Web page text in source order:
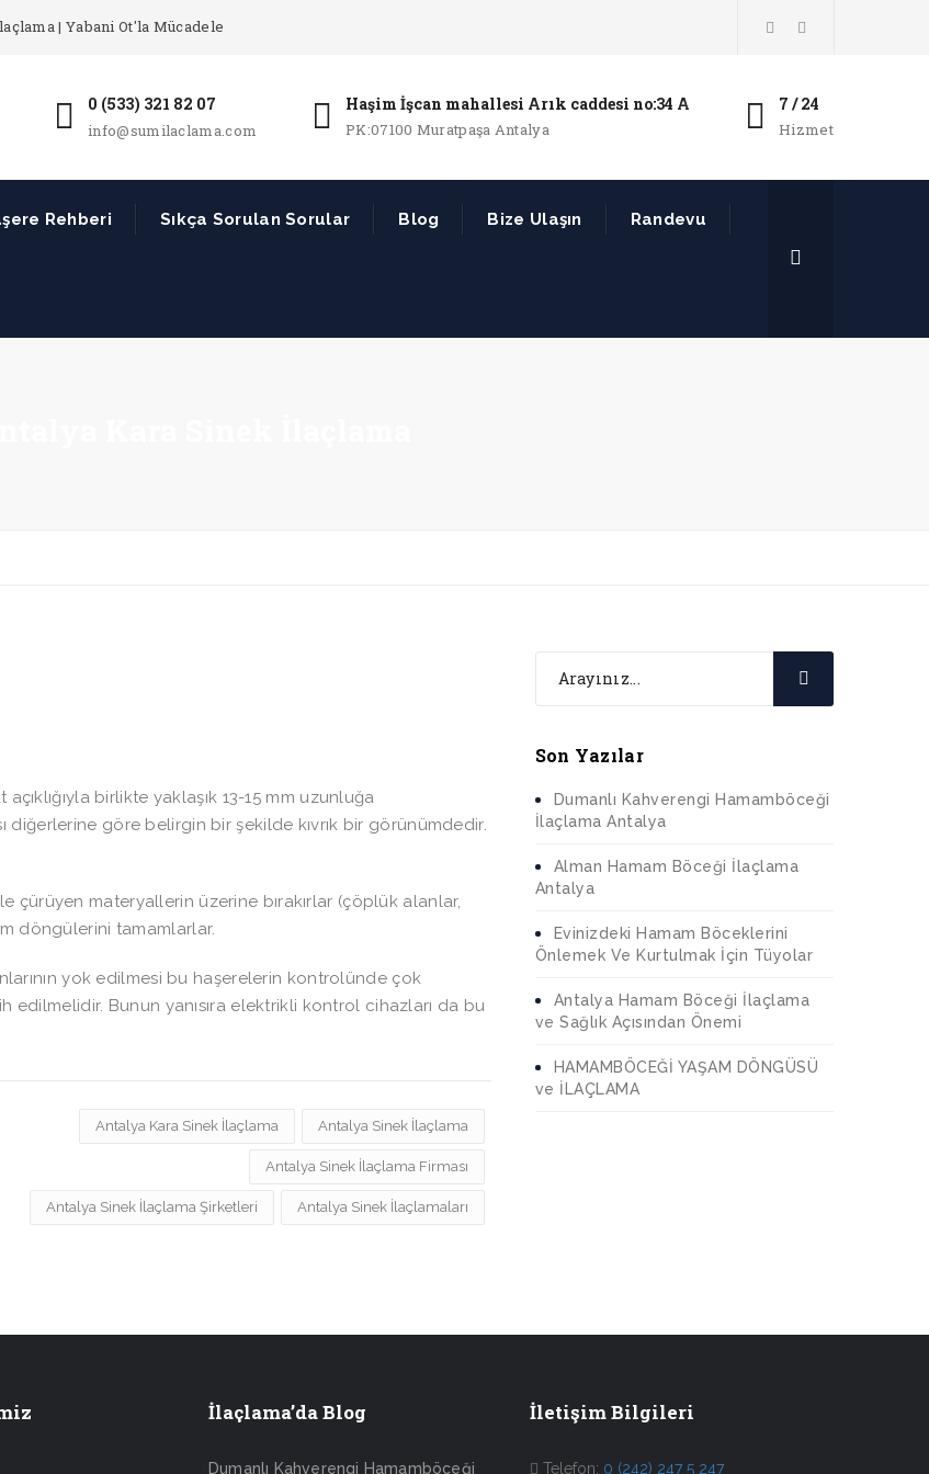
| Yabani Ot'la Mücadele
0 (533) 321 82 07
info@sumilaclama.com
Haşim İşcan mahallesi Arık caddesi no:34 A
PK:07100 Muratpaşa Antalya
7 / 24
Hizmet
Rehberi Sıkça Sorulan Sorular Blog Bize Ulaşın Randevu
birlikte yaklaşık 13-15 mm uzunluğa
diğerlerine göre belirgin bir şekilde kıvrık bir görünümdedir.
çürüyen materyallerin üzerine bırakırlar (çöplük alanlar,
döngülerini tamamlarlar.
yok edilmesi bu haşerelerin kontrolünde çok
edilmelidir. Bunun yanısıra elektrikli kontrol cihazları da bu
Antalya Kara Sinek İlaçlama Antalya Sinek İlaçlama
Antalya Sinek İlaçlama Firması
Antalya Sinek İlaçlama Şirketleri Antalya Sinek İlaçlamaları
Son Yazılar
Dumanlı Kahverengi Hamamböceği
İlaçlama Antalya
Alman Hamam Böceği İlaçlama
Antalya
Evinizdeki Hamam Böceklerini
Önlemek Ve Kurtulmak İçin Tüyolar
Antalya Hamam Böceği İlaçlama
ve Sağlık Açısından Önemi
HAMAMBÖCEĞİ YAŞAM DÖNGÜSÜ
ve İLAÇLAMA
İlaçlama’da Blog
Dumanlı Kahverengi Hamamböceği
İletişim Bilgileri
Telefon: 0 (242) 247 5 247